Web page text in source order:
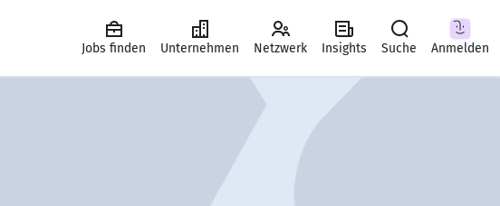
Jobs finden Unternehmen Netzwerk Insights Suche Anmelden